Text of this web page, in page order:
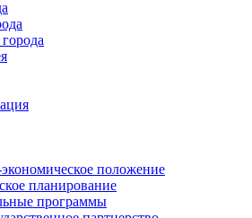
положение
планирование
программы